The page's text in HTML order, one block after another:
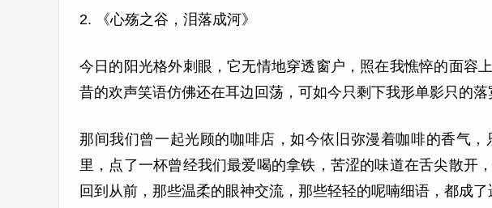
2. 《心殇之谷，泪落成河》
今日的阳光格外刺眼，它无情地穿透窗户，照在我憔悴的面容
昔的欢声笑语仿佛还在耳边回荡，可如今只剩下我形单影只的落
那间我们曾一起光顾的咖啡店，如今依旧弥漫着咖啡的香气
里，点了一杯曾经我们最爱喝的拿铁，苦涩的味道在舌尖散开
回到从前，那些温柔的眼神交流，那些轻轻的呢喃细语，都成了